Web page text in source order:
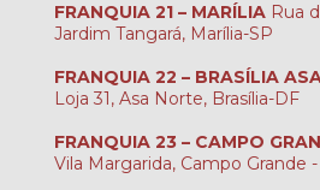
FRANQUIA 21 – MARÍLIA Rua
Jardim Tangará, Marília-SP
FRANQUIA 22 – BRASÍLIA
Loja 31, Asa Norte, Brasília-DF
FRANQUIA 23 – CAMPO
Vila Margarida, Campo Grande